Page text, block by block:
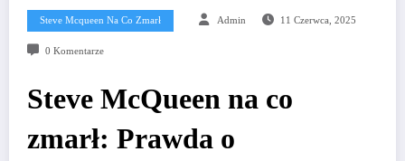
Steve Mcqueen Na Co Zmarł Admin 11 Czerwca, 2025
0 Komentarze
Steve McQueen na co
zmarł: Prawda o